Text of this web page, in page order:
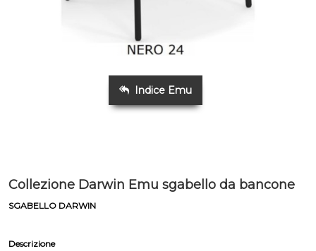
Indice Emu
Collezione Darwin Emu sgabello da bancone
SGABELLO DARWIN
Descrizione